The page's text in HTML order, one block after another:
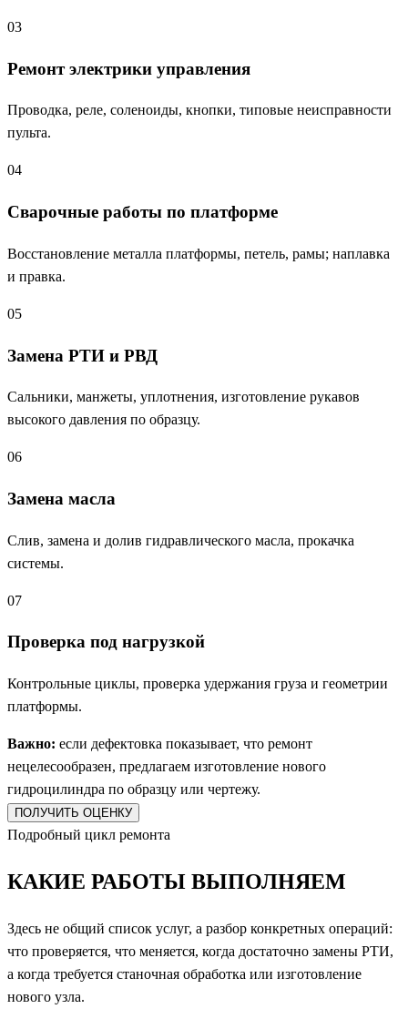
03
Ремонт электрики управления
Проводка, реле, соленоиды, кнопки, типовые неисправности
пульта.
04
Сварочные работы по платформе
Восстановление металла платформы, петель, рамы; наплавка
и правка.
05
Замена РТИ и РВД
Сальники, манжеты, уплотнения, изготовление рукавов
высокого давления по образцу.
06
Замена масла
Слив, замена и долив гидравлического масла, прокачка
системы.
07
Проверка под нагрузкой
Контрольные циклы, проверка удержания груза и геометрии
платформы.
Важно: если дефектовка показывает, что ремонт
нецелесообразен, предлагаем изготовление нового
гидроцилиндра по образцу или чертежу.
ПОЛУЧИТЬ ОЦЕНКУ
Подробный цикл ремонта
КАКИЕ РАБОТЫ ВЫПОЛНЯЕМ
Здесь не общий список услуг, а разбор конкретных операций:
что проверяется, что меняется, когда достаточно замены РТИ,
а когда требуется станочная обработка или изготовление
нового узла.